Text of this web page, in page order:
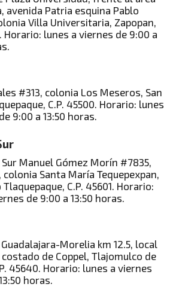
avenida Patria esquina Pablo
Villa Universitaria, Zapopan,
Horario: lunes a viernes de 9:00 a
#313, colonia Los Meseros, San
C.P. 45500. Horario: lunes
9:00 a 13:50 horas.
Manuel Gómez Morín #7835,
colonia Santa María Tequepexpan,
Tlaquepaque, C.P. 45601. Horario:
de 9:00 a 13:50 horas.
Morelia km 12.5, local
costado de Coppel, Tlajomulco de
45640. Horario: lunes a viernes
horas.